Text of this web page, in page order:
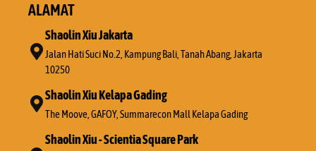
ALAMAT
Shaolin Xiu Jakarta
Jalan Hati Suci No.2, Kampung Bali, Tanah Abang, Jakarta
10250
Shaolin Xiu Kelapa Gading
The Moove, GAFOY, Summarecon Mall Kelapa Gading
Shaolin Xiu - Scientia Square Park